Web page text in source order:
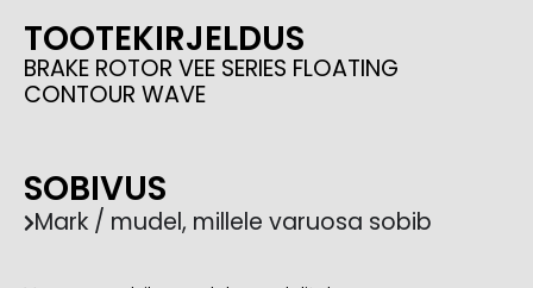
TOOTEKIRJELDUS
BRAKE ROTOR VEE SERIES FLOATING
CONTOUR WAVE
SOBIVUS
Mark / mudel, millele varuosa sobib